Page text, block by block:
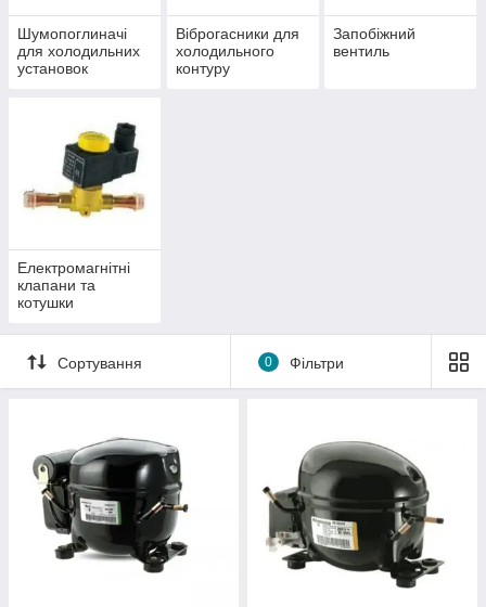
Шумопоглиначі
для холодильних
установок
Віброгасники для
холодильного
контуру
Запобіжний
вентиль
Електромагнітні
клапани та
котушки
Сортування 0 Фільтри